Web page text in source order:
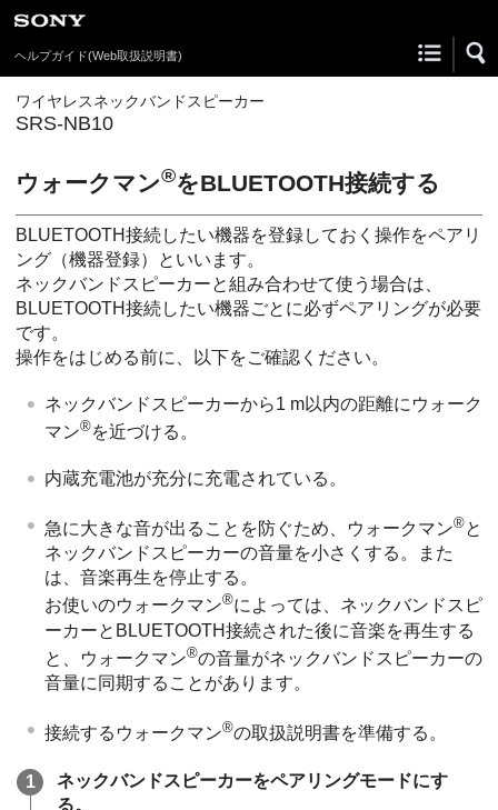
ヘルプガイド(Web取扱説明書)
ワイヤレスネックバンドスピーカー
SRS-NB10
ウォークマン®をBLUETOOTH接続する
BLUETOOTH接続したい機器を登録しておく操作をペアリ
ング（機器登録）といいます。
ネックバンドスピーカーと組み合わせて使う場合は、
BLUETOOTH接続したい機器ごとに必ずペアリングが必要
です。
操作をはじめる前に、以下をご確認ください。
ネックバンドスピーカーから1 m以内の距離にウォーク
マン®を近づける。
内蔵充電池が充分に充電されている。
急に大きな音が出ることを防ぐため、ウォークマン®と
ネックバンドスピーカーの音量を小さくする。また
は、音楽再生を停止する。
お使いのウォークマン®によっては、ネックバンドスピ
ーカーとBLUETOOTH接続された後に音楽を再生する
と、ウォークマン®の音量がネックバンドスピーカーの
音量に同期することがあります。
接続するウォークマン®の取扱説明書を準備する。
ネックバンドスピーカーをペアリングモードにす
る。